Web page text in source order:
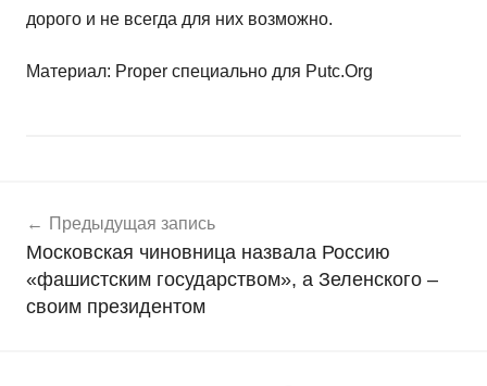
дорого и не всегда для них возможно.
Материал: Proper специально для Putc.Org
о
в
о
с
по
записям
Предыдущая запись
Московская чиновница назвала Россию
«фашистским государством», а Зеленского –
своим президентом